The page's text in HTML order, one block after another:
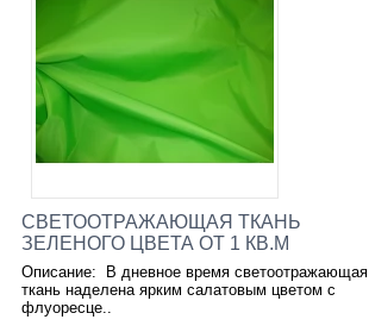
СВЕТООТРАЖАЮЩАЯ ТКАНЬ
ЗЕЛЕНОГО ЦВЕТА ОТ 1 КВ.М
Описание: В дневное время светоотражающая
ткань наделена ярким салатовым цветом с
флуоресце..